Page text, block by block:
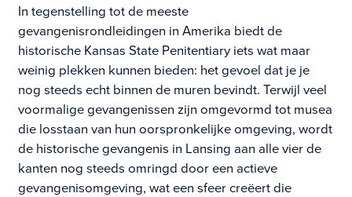
In tegenstelling tot de meeste
gevangenisrondleidingen in Amerika biedt de
historische Kansas State Penitentiary iets wat maar
weinig plekken kunnen bieden: het gevoel dat je je
nog steeds echt binnen de muren bevindt. Terwijl veel
voormalige gevangenissen zijn omgevormd tot musea
die losstaan van hun oorspronkelijke omgeving, wordt
de historische gevangenis in Lansing aan alle vier de
kanten nog steeds omringd door een actieve
gevangenisomgeving, wat een sfeer creëert die